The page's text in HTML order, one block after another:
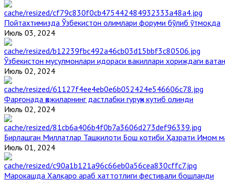
Пойтахтимизда Ўзбекистон олимлари форуми бўлиб ўтмоқда
Июль 03, 2024
Ўзбекистон мусулмонлари идораси вакиллари хориждаги
Июль 02, 2024
Фарғонада ҳожиларнинг дастлабки гуруҳи кутиб олинди
Июль 02, 2024
Бирлашган Миллатлар Ташкилоти Бош котиби Ҳазрати Имом
Июль 01, 2024
Марокашда Халқаро араб хаттотлиги фестивали бошланди